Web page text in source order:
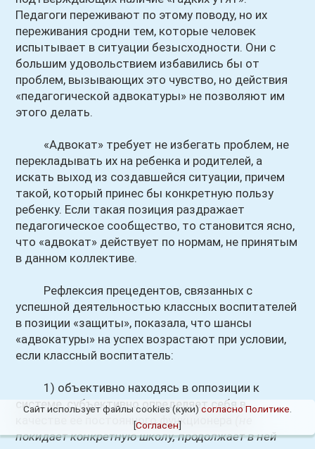
Педагоги переживают по этому поводу, но их
переживания сродни тем, которые человек
испытывает в ситуации безысходности. Они с
большим удовольствием избавились бы от
проблем, вызывающих это чувство, но действия
«педагогической адвокатуры» не позволяют им
этого делать.
«Адвокат» требует не избегать проблем, не
перекладывать их на ребенка и родителей, а
искать выход из создавшейся ситуации, причем
такой, который принес бы конкретную пользу
ребенку. Если такая позиция раздражает
педагогическое сообщество, то становится ясно,
что «адвокат» действует по нормам, не принятым
в данном коллективе.
Рефлексия прецедентов, связанных с
успешной деятельностью классных воспитателей
в позиции «защиты», показала, что шансы
«адвокатуры» на успех возрастают при условии,
если классный воспитатель:
1) объективно находясь в оппозиции к
системе, субъективно определяет себя в
качестве ее постоянного функционера
покидает конкретную школу, продолжает в ней
Сайт использует файлы cookies (куки) согласно Политике
[Согласен]